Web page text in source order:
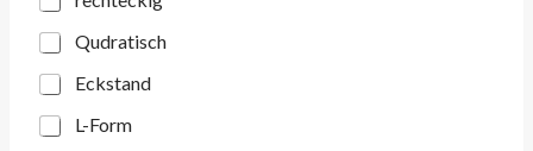
Qudratisch
Eckstand
L-Form